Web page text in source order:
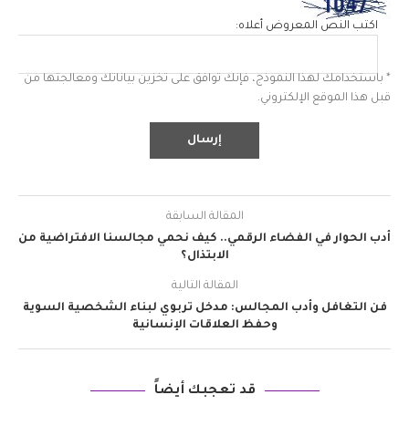
اكتب النص المعروض أعلاه:
* باستخدامك لهذا النموذج، فإنك توافق على تخزين بياناتك ومعالجتها من
قبل هذا الموقع الإلكتروني.
المقالة السابقة
أدب الحوار في الفضاء الرقمي.. كيف نحمي مجالسنا الافتراضية من
الابتذال؟
المقالة التالية
فن التغافل وأدب المجالس: مدخل تربوي لبناء الشخصية السوية
وحفظ العلاقات الإنسانية
قد تعجبك أيضاً